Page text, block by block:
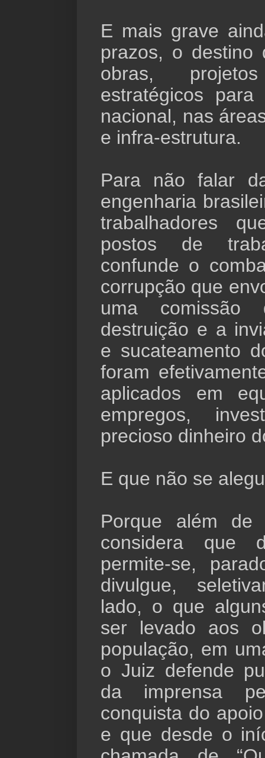
E mais grave
prazos, o destino
obras,
estratégicos para
nacional, nas
e infra-estrutura.
Para não falar
engenharia
trabalhadores
postos de
confunde o
corrupção que
uma
destruição e a
e sucateamento
foram
aplicados em
empregos,
precioso dinheiro
E que não se
Porque além de
considera que
permite-se,
divulgue,
lado, o que
ser levado aos
população, em
o Juiz defende
da imprensa
conquista do
e que desde o